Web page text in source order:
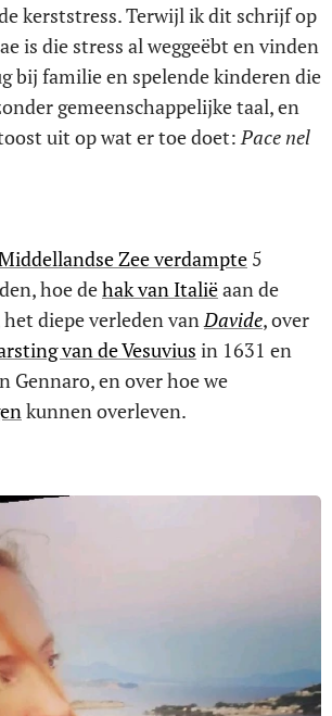
kerststress. Terwijl ik dit schrijf op
is die stress al weggeëbt en vinden
bij familie en spelende kinderen die
gemeenschappelijke taal, en
uit op wat er toe doet:Pace nel
Zee verdampte 5
hoe dehak van Italiëaan de
het diepe verleden vanDavide, over
van de Vesuvius in 1631 en
Gennaro, en over hoe we
kunnen overleven.